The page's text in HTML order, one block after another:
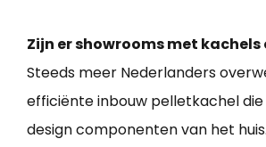
Zijn er showrooms met kachels
Steeds meer Nederlanders
efficiënte inbouw pelletkachel
design componenten van het